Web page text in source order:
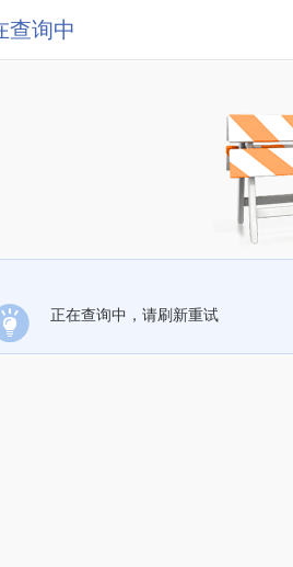
查询中
正在查询中，请刷新重试